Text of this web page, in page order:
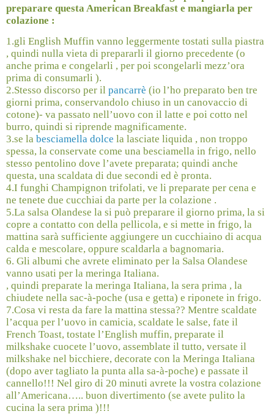
preparare questa American Breakfast e mangiarla per
colazione :
1.gli English Muffin vanno leggermente tostati sulla piastra
, quindi nulla vieta di prepararli il giorno precedente (o
anche prima e congelarli , per poi scongelarli mezz’ora
prima di consumarli ).
2.Stesso discorso per il pancarrè (io l’ho preparato ben tre
giorni prima, conservandolo chiuso in un canovaccio di
cotone)- va passato nell’uovo con il latte e poi cotto nel
burro, quindi si riprende magnificamente.
3.se la besciamella dolce la lasciate liquida , non troppo
spessa, la conservate come una besciamella in frigo, nello
stesso pentolino dove l’avete preparata; quindi anche
questa, una scaldata di due secondi ed è pronta.
4.I funghi Champignon trifolati, ve li preparate per cena e
ne tenete due cucchiai da parte per la colazione .
5.La salsa Olandese la si può preparare il giorno prima, la si
copre a contatto con della pellicola, e si mette in frigo, la
mattina sarà sufficiente aggiungere un cucchiaino di acqua
calda e mescolare, oppure scaldarla a bagnomaria.
6. Gli albumi che avrete eliminato per la Salsa Olandese
vanno usati per la meringa Italiana.
, quindi preparate la meringa Italiana, la sera prima , la
chiudete nella sac-à-poche (usa e getta) e riponete in frigo.
7.Cosa vi resta da fare la mattina stessa?? Mentre scaldate
l’acqua per l’uovo in camicia, scaldate le salse, fate il
French Toast, tostate l’English muffin, preparate il
milkshake cuocete l’uovo, assemblate il tutto, versate il
milkshake nel bicchiere, decorate con la Meringa Italiana
(dopo aver tagliato la punta alla sa-à-poche) e passate il
cannello!!! Nel giro di 20 minuti avrete la vostra colazione
all’Americana….. buon divertimento (se avete pulito la
cucina la sera prima )!!!